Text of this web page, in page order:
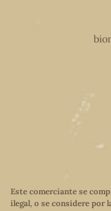
Este comerciante se
ilegal, o se considere por